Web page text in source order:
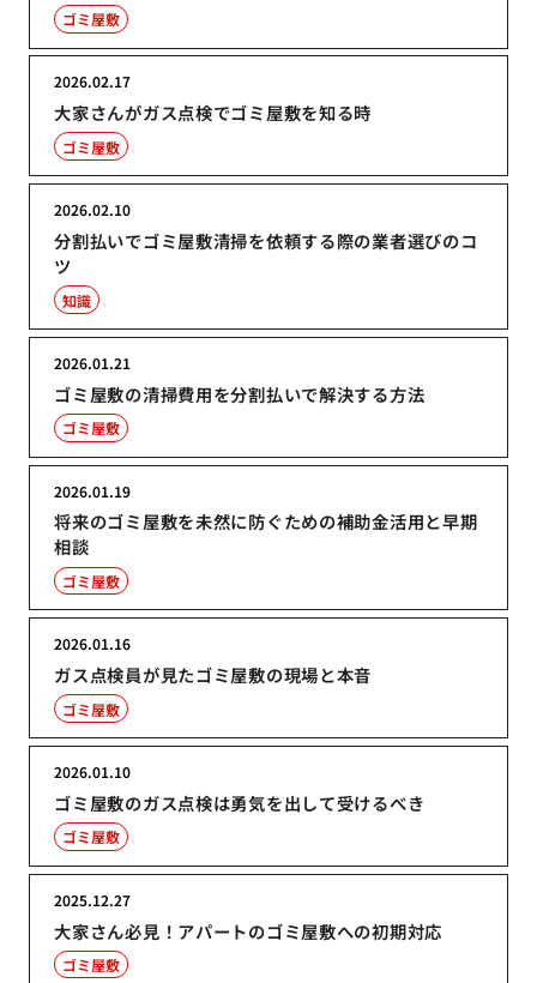
ゴミ屋敷
大家さんがガス点検でゴミ屋敷を知る時
2026.02.17
ゴミ屋敷
分割払いでゴミ屋敷清掃を依頼する際の業者選びのコ
ツ
2026.02.10
知識
ゴミ屋敷の清掃費用を分割払いで解決する方法
2026.01.21
ゴミ屋敷
将来のゴミ屋敷を未然に防ぐための補助金活用と早期
相談
2026.01.19
ゴミ屋敷
ガス点検員が見たゴミ屋敷の現場と本音
2026.01.16
ゴミ屋敷
ゴミ屋敷のガス点検は勇気を出して受けるべき
2026.01.10
ゴミ屋敷
大家さん必見！アパートのゴミ屋敷への初期対応
2025.12.27
ゴミ屋敷